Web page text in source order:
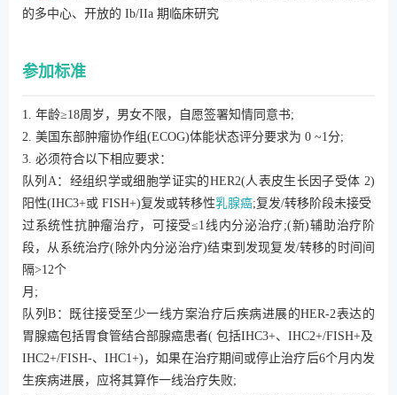
的多中心、开放的 Ib/IIa 期临床研究
参加标准
1. 年龄≥18周岁，男女不限，自愿签署知情同意书;
2. 美国东部肿瘤协作组(ECOG)体能状态评分要求为 0 ~1分;
3. 必须符合以下相应要求：
队列A：经组织学或细胞学证实的HER2(人表皮生长因子受体 2)
阳性(IHC3+或 FISH+)复发或转移性乳腺癌;复发/转移阶段未接受
过系统性抗肿瘤治疗，可接受≤1线内分泌治疗;(新)辅助治疗阶
段，从系统治疗(除外内分泌治疗)结束到发现复发/转移的时间间
隔>12个
月;
队列B：既往接受至少一线方案治疗后疾病进展的HER-2表达的
胃腺癌包括胃食管结合部腺癌患者( 包括IHC3+、IHC2+/FISH+及
IHC2+/FISH-、IHC1+)，如果在治疗期间或停止治疗后6个月内发
生疾病进展，应将其算作一线治疗失败;